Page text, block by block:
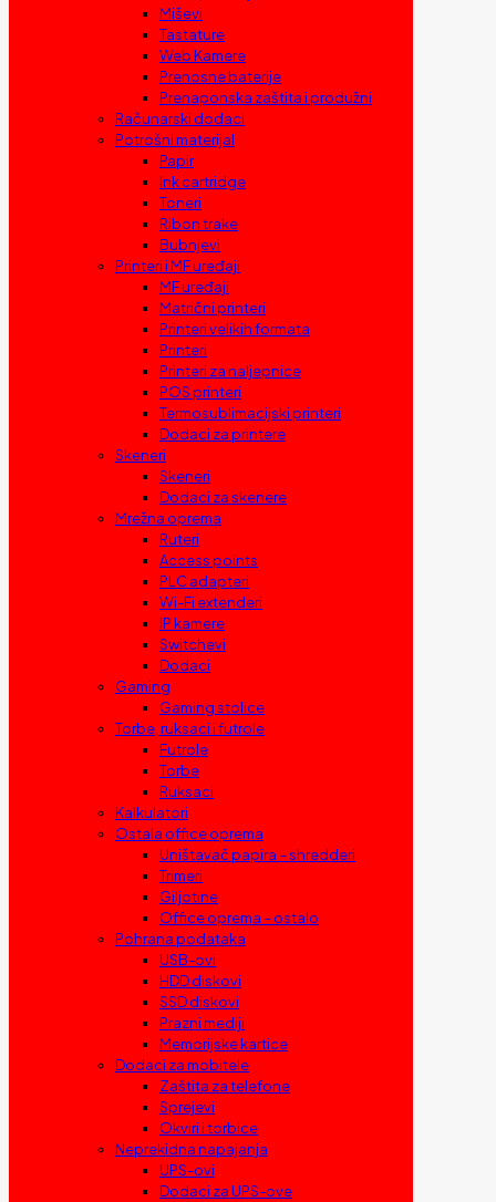
Miševi
Tastature
Web Kamere
Prenosne baterije
Prenaponska zaštita i produžni
Računarski dodaci
Potrošni materijal
Papir
Ink cartridge
Toneri
Ribon trake
Bubnjevi
Printeri i MF uređaji
MF uređaji
Matrični printeri
Printeri velikih formata
Printeri
Printeri za naljepnice
POS printeri
Termosublimacijski printeri
Dodaci za printere
Skeneri
Skeneri
Dodaci za skenere
Mrežna oprema
Ruteri
Access points
PLC adapteri
Wi-Fi extenderi
IP kamere
Switchevi
Dodaci
Gaming
Gaming stolice
Torbe, ruksaci i futrole
Futrole
Torbe
Ruksaci
Kalkulatori
Ostala office oprema
Uništavač papira – shredderi
Trimeri
Giljotine
Office oprema – ostalo
Pohrana podataka
USB-ovi
HDD diskovi
SSD diskovi
Prazni mediji
Memorijske kartice
Dodaci za mobitele
Zaštita za telefone
Sprejevi
Okviri i torbice
Neprekidna napajanja
UPS-ovi
Dodaci za UPS-ove